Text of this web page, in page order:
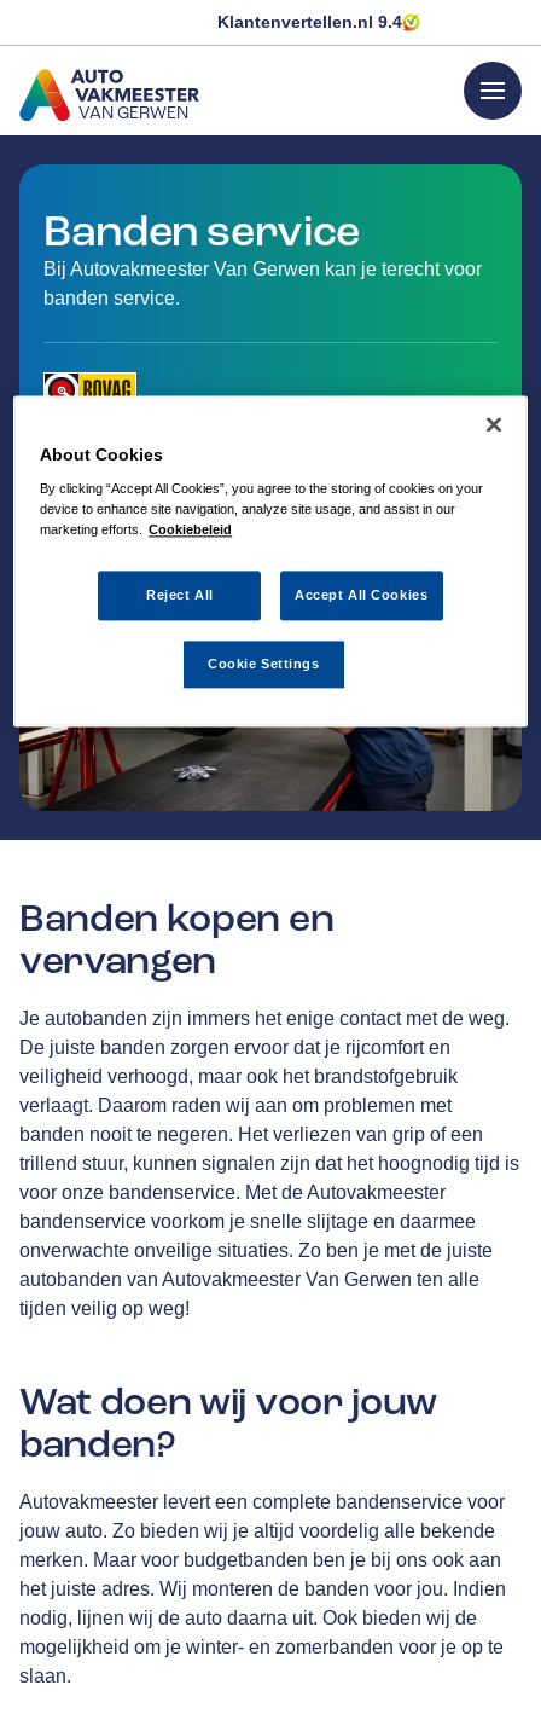
Klantenvertellen.nl 9.4
VAN GERWEN
GA NAAR DE HOMEPAGINA
menu
Banden service
Bij Autovakmeester Van Gerwen kan je terecht voor
banden service.
Banden kopen en
vervangen
Je autobanden zijn immers het enige contact met de weg.
De juiste banden zorgen ervoor dat je rijcomfort en
veiligheid verhoogd, maar ook het brandstofgebruik
verlaagt. Daarom raden wij aan om problemen met
banden nooit te negeren. Het verliezen van grip of een
trillend stuur, kunnen signalen zijn dat het hoognodig tijd is
voor onze bandenservice. Met de Autovakmeester
bandenservice voorkom je snelle slijtage en daarmee
onverwachte onveilige situaties. Zo ben je met de juiste
autobanden van Autovakmeester Van Gerwen ten alle
tijden veilig op weg!
Wat doen wij voor jouw
banden?
Autovakmeester levert een complete bandenservice voor
jouw auto. Zo bieden wij je altijd voordelig alle bekende
merken. Maar voor budgetbanden ben je bij ons ook aan
het juiste adres. Wij monteren de banden voor jou. Indien
nodig, lijnen wij de auto daarna uit. Ook bieden wij de
mogelijkheid om je winter- en zomerbanden voor je op te
slaan.
About Cookies
By clicking “Accept All Cookies”, you agree to the storing of cookies on your
device to enhance site navigation, analyze site usage, and assist in our
marketing efforts. Cookiebeleid
Reject All Accept All Cookies
Cookie Settings